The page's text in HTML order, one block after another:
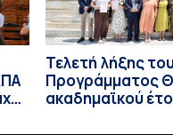
Τελετή λήξης
Προγράμματος
ακαδημαϊκού